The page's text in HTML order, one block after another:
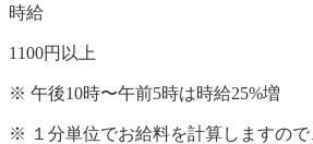
時給
1100円 以上
※ 午後10時〜午前5時は時給25%増
※ １分単位でお給料を計算しますの